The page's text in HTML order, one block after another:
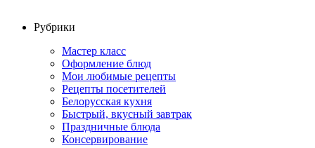
Рубрики
Мастер класс
Оформление блюд
Мои любимые рецепты
Рецепты посетителей
Белорусская кухня
Быстрый, вкусный завтрак
Праздничные блюда
Консервирование